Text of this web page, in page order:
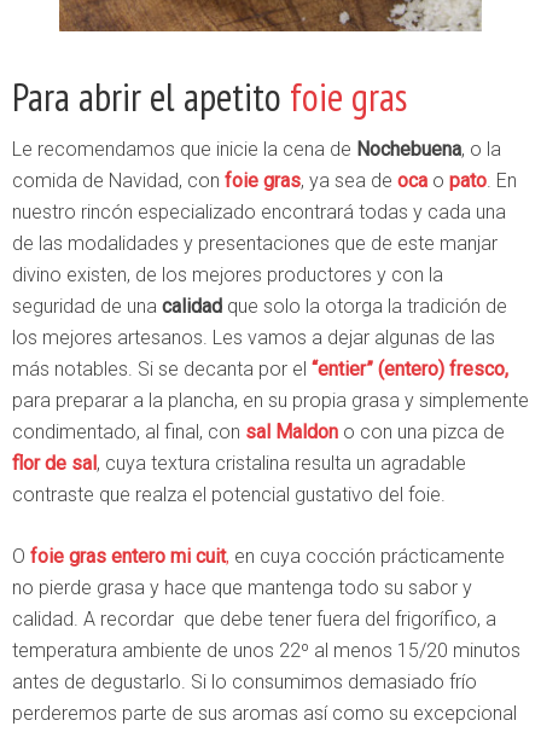
Para abrir el apetito foie gras
Le recomendamos que inicie la cena de Nochebuena, o la
comida de Navidad, con foie gras, ya sea de oca o pato. En
nuestro rincón especializado encontrará todas y cada una
de las modalidades y presentaciones que de este manjar
divino existen, de los mejores productores y con la
seguridad de una calidad que solo la otorga la tradición de
los mejores artesanos. Les vamos a dejar algunas de las
más notables. Si se decanta por el “entier” (entero) fresco,
para preparar a la plancha, en su propia grasa y simplemente
condimentado, al final, con sal Maldon o con una pizca de
flor de sal, cuya textura cristalina resulta un agradable
contraste que realza el potencial gustativo del foie.
O foie gras entero mi cuit, en cuya cocción prácticamente
no pierde grasa y hace que mantenga todo su sabor y
calidad. A recordar que debe tener fuera del frigorífico, a
temperatura ambiente de unos 22º al menos 15/20 minutos
antes de degustarlo. Si lo consumimos demasiado frío
perderemos parte de sus aromas así como su excepcional